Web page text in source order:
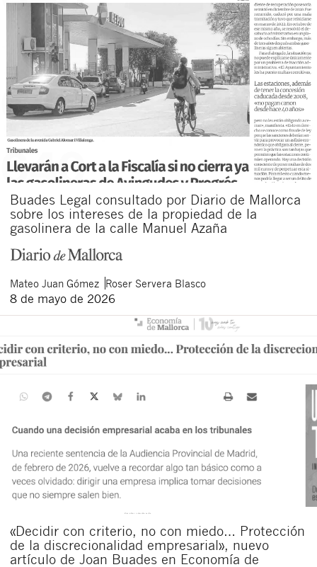
Buades Legal consultado por Diario de Mallorca
sobre los intereses de la propiedad de la
gasolinera de la calle Manuel Azaña
Mateo Juan Gómez Roser Servera Blasco
8 de mayo de 2026
«Decidir con criterio, no con miedo… Protección
de la discrecionalidad empresarial», nuevo
artículo de Joan Buades en Economía de